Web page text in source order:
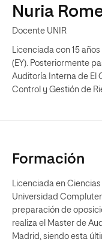
Nuria
Docente UNIR
Licenciada con 15
(EY). Posteriormente
Auditoría Interna de El
Control y Gestión de
Formación
Licenciada en
Universidad
preparación de
realiza el Master de
Madrid, siendo esta